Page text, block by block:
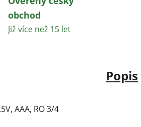
obchod
Již více než 15 let
Popis
AAA, RO 3/4